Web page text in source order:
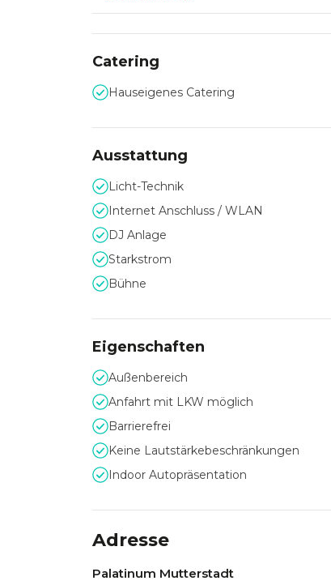
Catering
Hauseigenes Catering
Ausstattung
Licht-Technik
Internet Anschluss / WLAN
DJ Anlage
Starkstrom
Bühne
Eigenschaften
Außenbereich
Anfahrt mit LKW möglich
Barrierefrei
Keine Lautstärkebeschränkungen
Indoor Autopräsentation
Adresse
Palatinum Mutterstadt